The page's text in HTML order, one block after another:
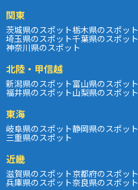
関東
茨城県のスポット栃木県のスポット
埼玉県のスポット千葉県のスポット
神奈川県のスポット
北陸・甲信越
新潟県のスポット富山県のスポット
福井県のスポット山梨県のスポット
東海
岐阜県のスポット静岡県のスポット
三重県のスポット
近畿
滋賀県のスポット京都府のスポット
兵庫県のスポット奈良県のスポット